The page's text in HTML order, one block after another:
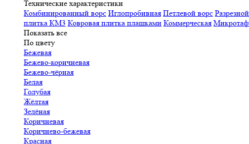
Технические характеристики
Комбинированный ворс Иглопробивная Петлевой ворс
плитка КМ3 Ковровая плитка плашками Коммерческая
Показать все
По цвету
Бежевая
Бежево-коричневая
Бежево-чёрная
Белая
Голубая
Жёлтая
Зелёная
Коричневая
Коричнево-бежевая
Красная